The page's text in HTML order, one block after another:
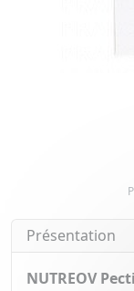
Présentation
NUTREOV